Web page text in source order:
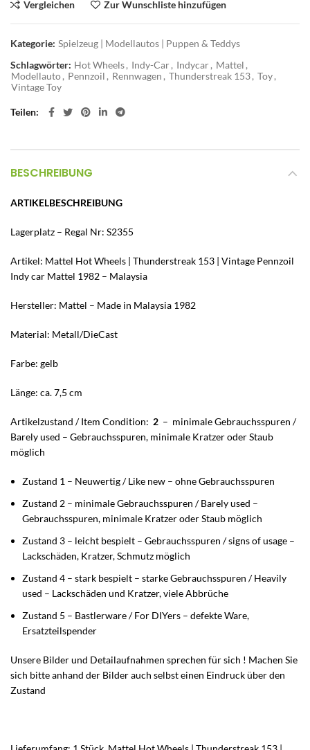
Vergleichen Zur Wunschliste hinzufügen
Kategorie: Spielzeug | Modellautos | Puppen & Teddys
Schlagwörter: Hot Wheels, Indy-Car, Indycar, Mattel ,
Modellauto, Pennzoil , Rennwagen , Thunderstreak 153, Toy,
Vintage Toy
Teilen
BESCHREIBUNG
ARTIKELBESCHREIBUNG
Lagerplatz – Regal Nr: S2355
Artikel: Mattel Hot Wheels | Thunderstreak 153 | Vintage Pennzoil
Indy car Mattel 1982 – Malaysia
Hersteller: Mattel – Made in Malaysia 1982
Material: Metall/DieCast
Farbe: gelb
Länge: ca. 7,5 cm
Artikelzustand / Item Condition: 2 – minimale Gebrauchsspuren /
Barely used – Gebrauchsspuren, minimale Kratzer oder Staub
möglich
Zustand 1 – Neuwertig / Like new – ohne Gebrauchsspuren
Zustand 2 – minimale Gebrauchsspuren / Barely used –
Gebrauchsspuren, minimale Kratzer oder Staub möglich
Zustand 3 – leicht bespielt – Gebrauchsspuren / signs of usage –
Lackschäden, Kratzer, Schmutz möglich
Zustand 4 – stark bespielt – starke Gebrauchsspuren / Heavily
used – Lackschäden und Kratzer, viele Abbrüche
Zustand 5 – Bastlerware / For DIYers – defekte Ware,
Ersatzteilspender
Unsere Bilder und Detailaufnahmen sprechen für sich ! Machen Sie
sich bitte anhand der Bilder auch selbst einen Eindruck über den
Zustand